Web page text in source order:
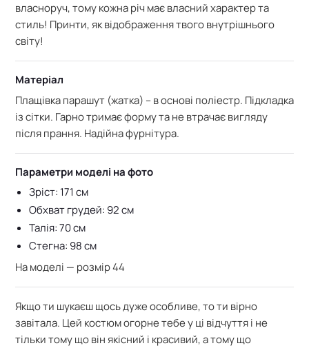
власноруч, тому кожна річ має власний характер та
стиль! Принти, як відображення твого внутрішнього
світу!
Матеріал
Плащівка парашут (жатка) – в основі поліестр. Підкладка
із сітки. Гарно тримає форму та не втрачає вигляду
після прання. Надійна фурнітура.
Параметри моделі на фото
Зріст: 171 см
Обхват грудей: 92 см
Талія: 70 см
Стегна: 98 см
На моделі — розмір 44
Якщо ти шукаєш щось дуже особливе, то ти вірно
завітала. Цей костюм огорне тебе у ці відчуття і не
тільки тому що він якісний і красивий, а тому що